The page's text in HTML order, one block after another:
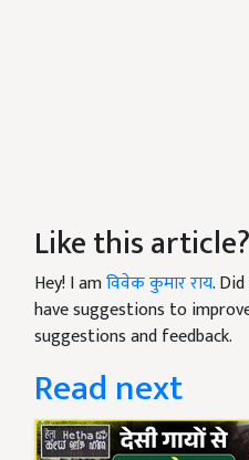
Like this article?
Hey! I amविवेक कुमार राय.
have suggestions to
suggestions and feedback.
Read next